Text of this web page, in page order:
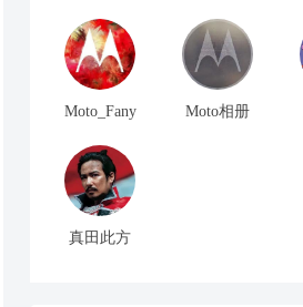
Moto_Fany Moto相册
真田此方